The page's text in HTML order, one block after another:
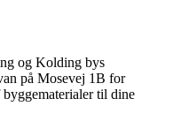
og Kolding bys
på Mosevej 1B for
til dine